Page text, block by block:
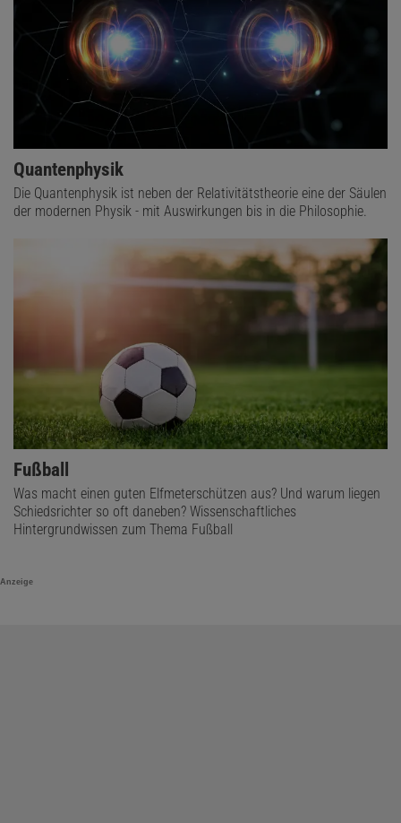
Quantenphysik
Die Quantenphysik ist neben der Relativitätstheorie eine der Säulen
der modernen Physik - mit Auswirkungen bis in die Philosophie.
Fußball
Was macht einen guten Elfmeterschützen aus? Und warum liegen
Schiedsrichter so oft daneben? Wissenschaftliches
Hintergrundwissen zum Thema Fußball
Anzeige